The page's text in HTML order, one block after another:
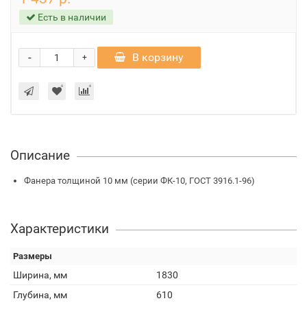
Есть в наличии
+
- В корзину
Описание
Фанера толщиной 10 мм (серии ФК-10, ГОСТ 3916.1-96)
Характеристики
Размеры
Ширина, мм
1830
Глубина, мм
610